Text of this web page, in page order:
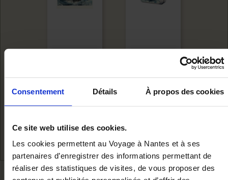
Consentement Détails À propos des cookies
Ce site web utilise des cookies.
Les cookies permettent au Voyage à Nantes et à ses
partenaires d’enregistrer des informations permettant de
réaliser des statistiques de visites, de vous proposer des
POCKET BOX